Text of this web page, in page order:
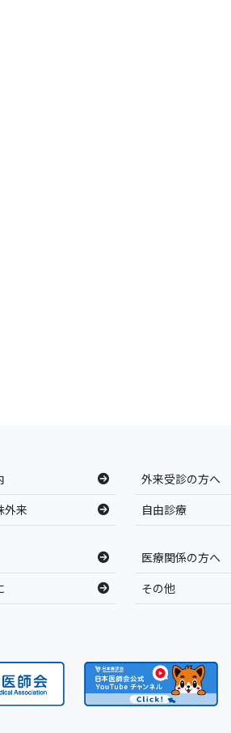
外来受診の方へ
外来
自由診療
医療関係の方へ
その他